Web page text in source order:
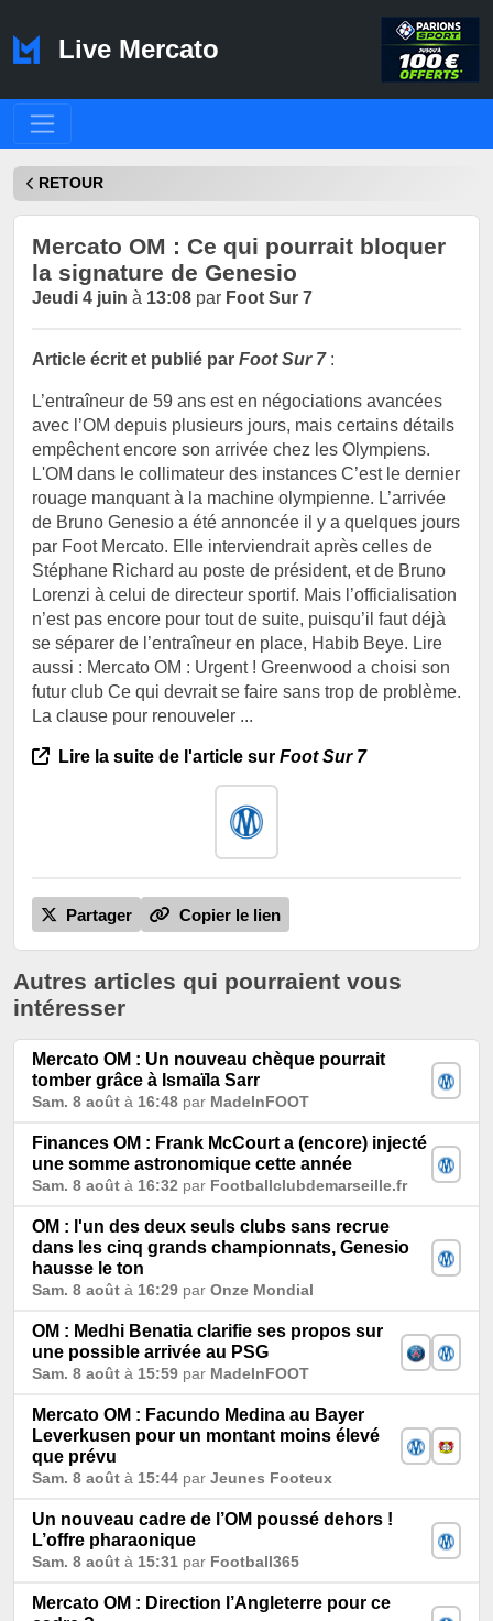
Live Mercato
RETOUR
Mercato OM : Ce qui pourrait bloquer
la signature de Genesio
Jeudi 4 juin à 13:08 par Foot Sur 7
Article écrit et publié par Foot Sur 7:
L’entraîneur de 59 ans est en négociations avancées
avec l’OM depuis plusieurs jours, mais certains détails
empêchent encore son arrivée chez les Olympiens.
L'OM dans le collimateur des instances C’est le dernier
rouage manquant à la machine olympienne. L’arrivée
de Bruno Genesio a été annoncée il y a quelques jours
par Foot Mercato. Elle interviendrait après celles de
Stéphane Richard au poste de président, et de Bruno
Lorenzi à celui de directeur sportif. Mais l’officialisation
n’est pas encore pour tout de suite, puisqu’il faut déjà
se séparer de l’entraîneur en place, Habib Beye. Lire
aussi : Mercato OM : Urgent ! Greenwood a choisi son
futur club Ce qui devrait se faire sans trop de problème.
La clause pour renouveler ...
Lire la suite de l'article sur Foot Sur 7
Partager Copier le lien
Autres articles qui pourraient vous
intéresser
Mercato OM : Un nouveau chèque pourrait
tomber grâce à Ismaïla Sarr
Sam. 8 août à 16:48 par MadeInFOOT
Finances OM : Frank McCourt a (encore) injecté
une somme astronomique cette année
Sam. 8 août à 16:32 par Footballclubdemarseille.fr
OM : l'un des deux seuls clubs sans recrue
dans les cinq grands championnats, Genesio
hausse le ton
Sam. 8 août à 16:29 par Onze Mondial
OM : Medhi Benatia clarifie ses propos sur
une possible arrivée au PSG
Sam. 8 août à 15:59 par MadeInFOOT
Mercato OM : Facundo Medina au Bayer
Leverkusen pour un montant moins élevé
que prévu
Sam. 8 août à 15:44 par Jeunes Footeux
Un nouveau cadre de l’OM poussé dehors !
L’offre pharaonique
Sam. 8 août à 15:31 par Football365
Mercato OM : Direction l’Angleterre pour ce